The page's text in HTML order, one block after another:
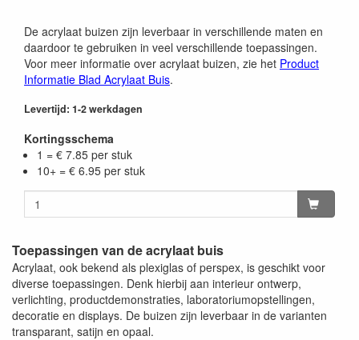
De acrylaat buizen zijn leverbaar in verschillende maten en
daardoor te gebruiken in veel verschillende toepassingen.
Voor meer informatie over acrylaat buizen, zie het Product
Informatie Blad Acrylaat Buis.
Levertijd: 1-2 werkdagen
Kortingsschema
1 = € 7.85 per stuk
10+ = € 6.95 per stuk
Toepassingen van de acrylaat buis
Acrylaat, ook bekend als plexiglas of perspex, is geschikt voor
diverse toepassingen. Denk hierbij aan interieur ontwerp,
verlichting, productdemonstraties, laboratoriumopstellingen,
decoratie en displays. De buizen zijn leverbaar in de varianten
transparant, satijn en opaal.